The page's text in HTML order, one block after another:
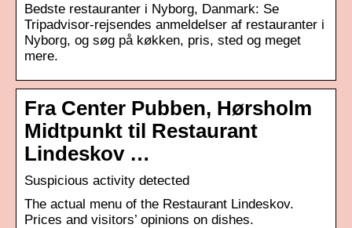
Bedste restauranter i Nyborg, Danmark: Se
Tripadvisor-rejsendes anmeldelser af restauranter i
Nyborg, og søg på køkken, pris, sted og meget
mere.
Fra Center Pubben, Hørsholm
Midtpunkt til Restaurant
Lindeskov …
Suspicious activity detected
The actual menu of the Restaurant Lindeskov.
Prices and visitors’ opinions on dishes.